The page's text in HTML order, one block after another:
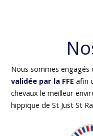
Nous sommes engagés
validée par la FFE afin
chevaux le meilleur
hippique de St Just St